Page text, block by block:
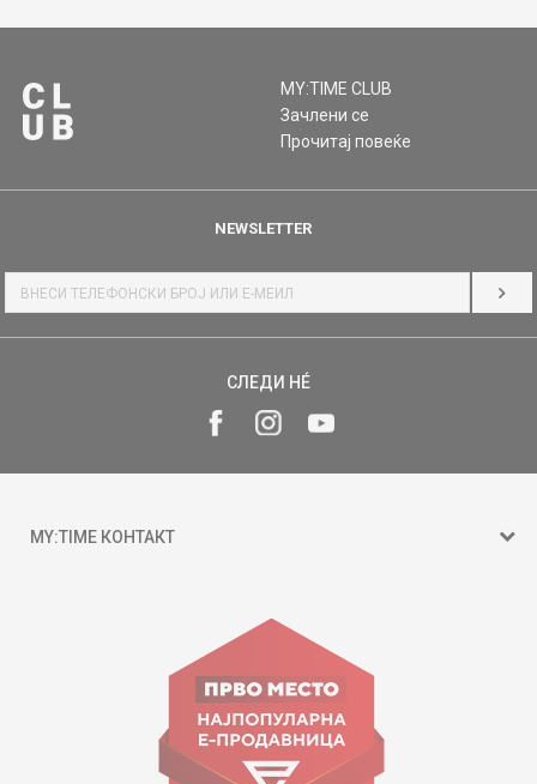
MY:TIME CLUB
Зачлени се
Прочитај повеќе
NEWSLETTER
СЛЕДИ НÉ
MY:TIME КОНТАКТ
ул. Гоце Николовски бр.74 Скопје
contact@mytime.mk
Работно време:
09:00 до 17:00